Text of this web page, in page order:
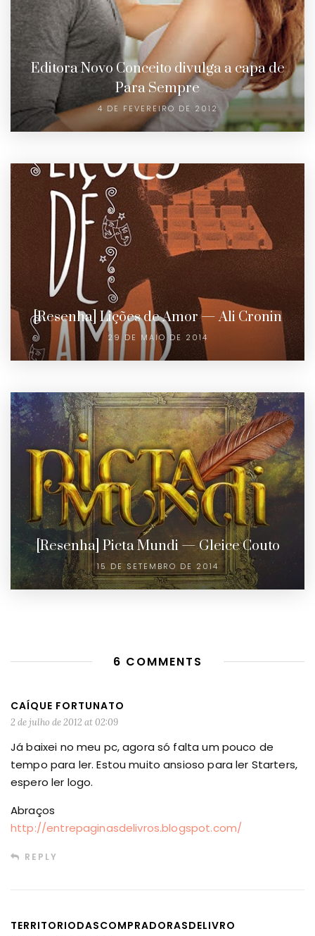
Editora Novo Conceito divulga a capa de
Para Sempre
4 DE FEVEREIRO DE 2012
[Resenha] Lições de Amor — Ali Cronin
29 DE MAIO DE 2014
[Resenha] Picta Mundi — Gleice Couto
15 DE SETEMBRO DE 2014
6 COMMENTS
CAÍQUE FORTUNATO
2 de julho de 2012 at 02:09
Já baixei no meu pc, agora só falta um pouco de
tempo para ler. Estou muito ansioso para ler Starters,
espero ler logo.
Abraços
http://entrepaginasdelivros.blogspot.com/
REPLY
TERRITORIODASCOMPRADORASDELIVRO